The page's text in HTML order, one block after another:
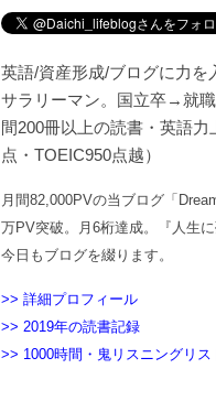
英語/資産形成/ブログに力を
サラリーマン。国立卒→就
間200冊以上の読書・英語力
点・TOEIC950点越）
月間82,000PVの当ブログ「
万PV突破。月6桁達成。『人生
今日もブログを綴ります。
>> 詳細プロフィール
>> 2019年の読書記録
>> 1000時間・鬼リスニングリス